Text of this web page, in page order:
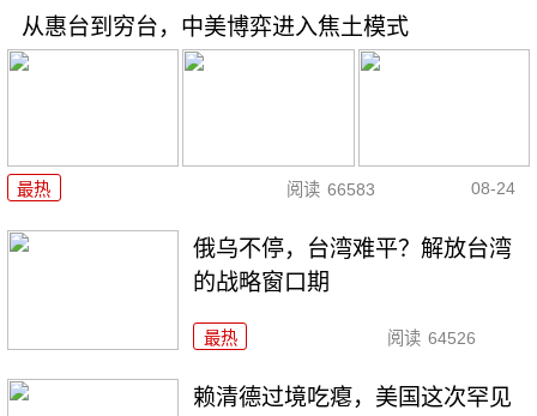
从惠台到穷台，中美博弈进入焦土模式
最热 阅读 66583 08-24
俄乌不停，台湾难平？解放台湾
的战略窗口期
最热 阅读 64526
赖清德过境吃瘪，美国这次罕见